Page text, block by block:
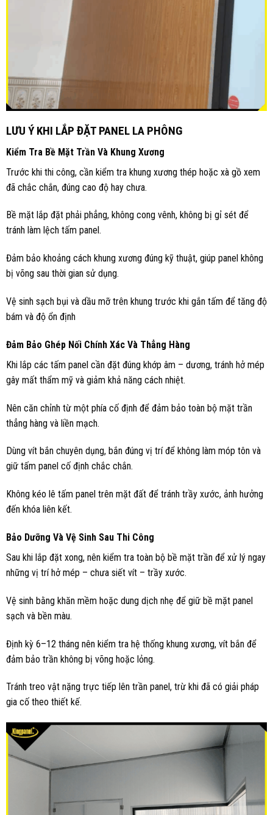
LƯU Ý KHI LẮP ĐẶT PANEL LA PHÔNG
Kiểm Tra Bề Mặt Trần Và Khung Xương
Trước khi thi công, cần kiểm tra khung xương thép hoặc xà gồ xem
đã chắc chắn, đúng cao độ hay chưa.
Bề mặt lắp đặt phải phẳng, không cong vênh, không bị gỉ sét để
tránh làm lệch tấm panel.
Đảm bảo khoảng cách khung xương đúng kỹ thuật, giúp panel không
bị võng sau thời gian sử dụng.
Vệ sinh sạch bụi và dầu mỡ trên khung trước khi gắn tấm để tăng độ
bám và độ ổn định
Đảm Bảo Ghép Nối Chính Xác Và Thẳng Hàng
Khi lắp các tấm panel cần đặt đúng khớp âm – dương, tránh hở mép
gây mất thẩm mỹ và giảm khả năng cách nhiệt.
Nên căn chỉnh từ một phía cố định để đảm bảo toàn bộ mặt trần
thẳng hàng và liền mạch.
Dùng vít bắn chuyên dụng, bắn đúng vị trí để không làm móp tôn và
giữ tấm panel cố định chắc chắn.
Không kéo lê tấm panel trên mặt đất để tránh trầy xước, ảnh hưởng
đến khóa liên kết.
Bảo Dưỡng Và Vệ Sinh Sau Thi Công
Sau khi lắp đặt xong, nên kiểm tra toàn bộ bề mặt trần để xử lý ngay
những vị trí hở mép – chưa siết vít – trầy xước.
Vệ sinh bằng khăn mềm hoặc dung dịch nhẹ để giữ bề mặt panel
sạch và bền màu.
Định kỳ 6–12 tháng nên kiểm tra hệ thống khung xương, vít bắn để
đảm bảo trần không bị võng hoặc lỏng.
Tránh treo vật nặng trực tiếp lên trần panel, trừ khi đã có giải pháp
gia cố theo thiết kế.